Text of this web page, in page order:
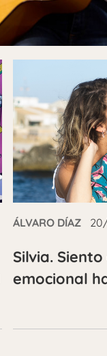
ÁLVARO DÍAZ
Silvia.
emocional